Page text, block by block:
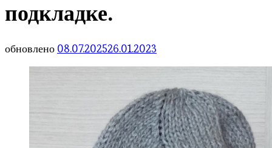
подкладке.
обновлено 08.07.202526.01.2023